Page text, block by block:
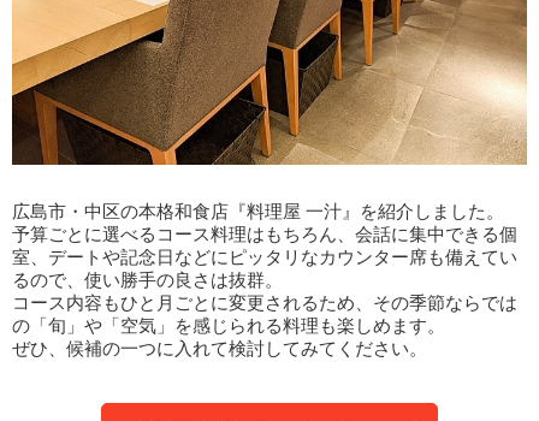
広島市・中区の本格和食店『料理屋 一汁』を紹介しました。
予算ごとに選べるコース料理はもちろん、会話に集中できる個
室、デートや記念日などにピッタリなカウンター席も備えてい
るので、使い勝手の良さは抜群。
コース内容もひと月ごとに変更されるため、その季節ならでは
の「旬」や「空気」を感じられる料理も楽しめます。
ぜひ、候補の一つに入れて検討してみてください。